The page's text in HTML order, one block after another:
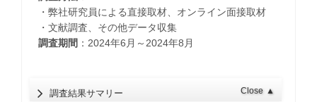
・弊社研究員による直接取材、オンライン面接取材
・文献調査、その他データ収集
調査期間 ：2024年6月～2024年8月
調査結果サマリー Close ▲